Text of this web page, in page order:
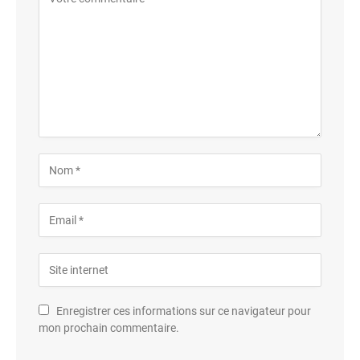
Enregistrer ces informations sur ce navigateur pour
mon prochain commentaire.